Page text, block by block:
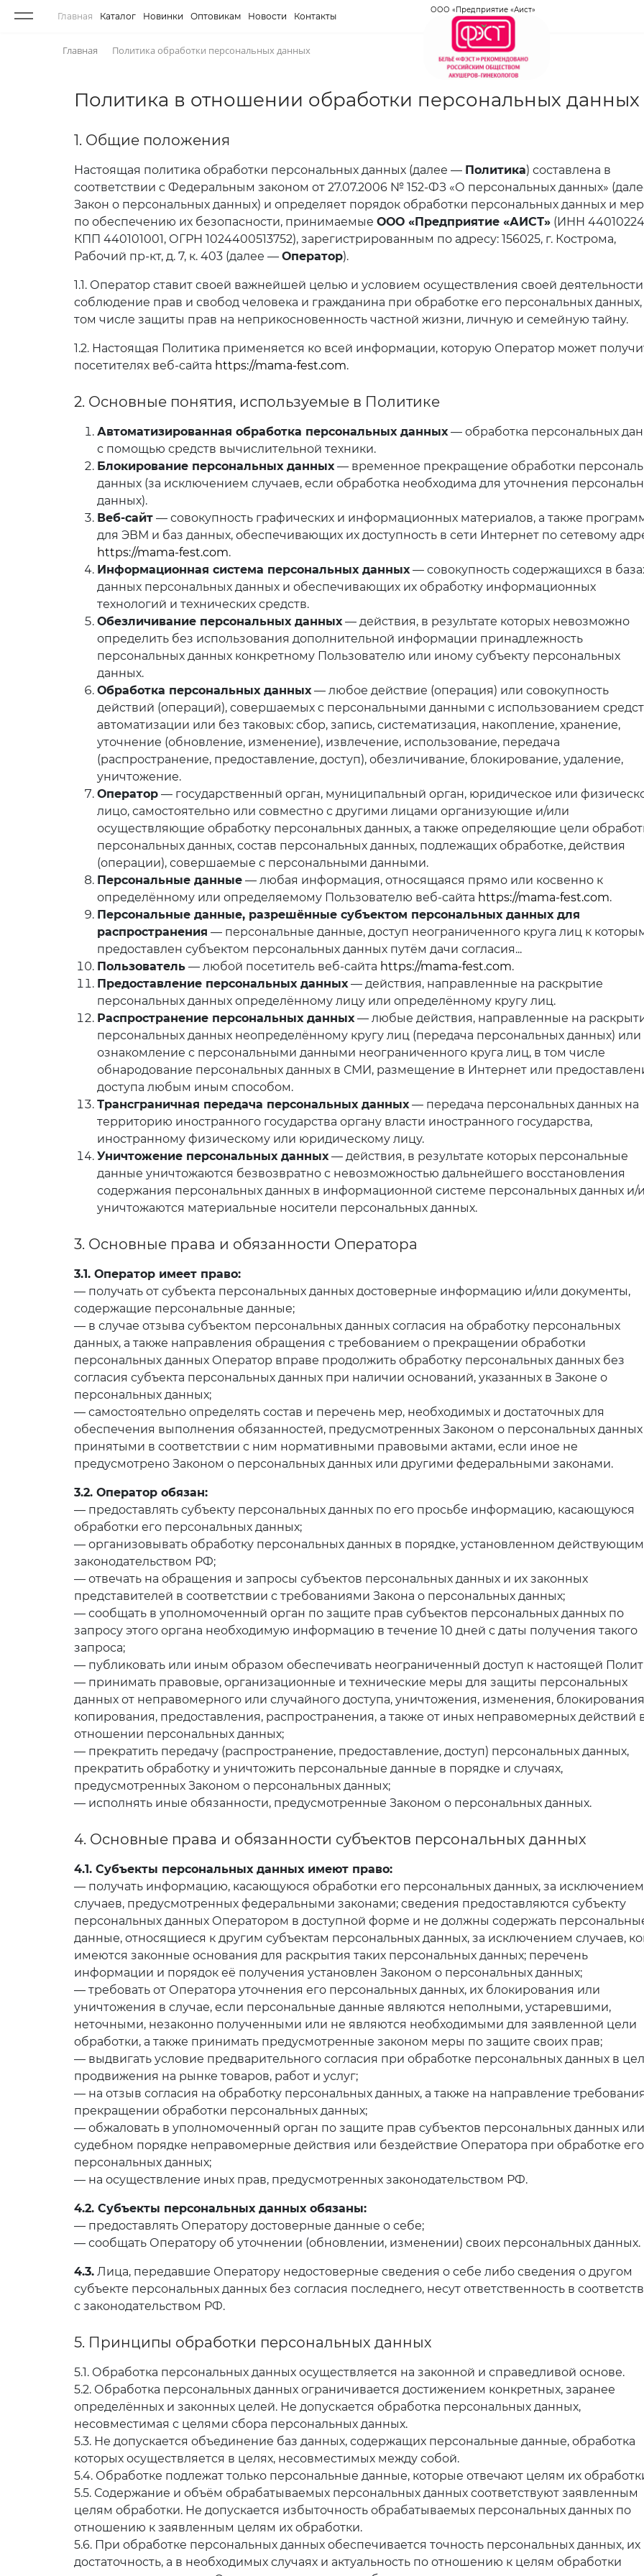
Главная Каталог Новинки Оптовикам Новости Контакты
ООО «Предприятие «Аист»
Главная Политика обработки персональных данных
Политика в отношении обработки персональных данных
1. Общие положения
Настоящая политика обработки персональных данных (далее — Политика) составлена в
соответствии с Федеральным законом от 27.07.2006 № 152-ФЗ «О персональных данных»
Закон о персональных данных) и определяет порядок обработки персональных данных и
по обеспечению их безопасности, принимаемые ООО «Предприятие «АИСТ» (ИНН
КПП 440101001, ОГРН 1024400513752), зарегистрированным по адресу: 156025, г. Кострома,
Рабочий пр-кт, д. 7, к. 403 (далее — Оператор).
1.1. Оператор ставит своей важнейшей целью и условием осуществления своей деятельности
соблюдение прав и свобод человека и гражданина при обработке его персональных данных,
том числе защиты прав на неприкосновенность частной жизни, личную и семейную тайну.
1.2. Настоящая Политика применяется ко всей информации, которую Оператор может
посетителях веб-сайта https://mama-fest.com.
2. Основные понятия, используемые в Политике
Автоматизированная обработка персональных данных— обработка персональных
с помощью средств вычислительной техники.
Блокирование персональных данных— временное прекращение обработки
данных (за исключением случаев, если обработка необходима для уточнения
данных).
Веб-сайт — совокупность графических и информационных материалов, а также
для ЭВМ и баз данных, обеспечивающих их доступность в сети Интернет по сетевому
https://mama-fest.com.
Информационная система персональных данных— совокупность содержащихся в
данных персональных данных и обеспечивающих их обработку информационных
технологий и технических средств.
Обезличивание персональных данных— действия, в результате которых невозможно
определить без использования дополнительной информации принадлежность
персональных данных конкретному Пользователю или иному субъекту персональных
данных.
Обработка персональных данных— любое действие (операция) или совокупность
действий (операций), совершаемых с персональными данными с использованием
автоматизации или без таковых: сбор, запись, систематизация, накопление, хранение,
уточнение (обновление, изменение), извлечение, использование, передача
(распространение, предоставление, доступ), обезличивание, блокирование, удаление,
уничтожение.
Оператор — государственный орган, муниципальный орган, юридическое или
лицо, самостоятельно или совместно с другими лицами организующие и/или
осуществляющие обработку персональных данных, а также определяющие цели
персональных данных, состав персональных данных, подлежащих обработке, действия
(операции), совершаемые с персональными данными.
Персональные данные — любая информация, относящаяся прямо или косвенно к
определённому или определяемому Пользователю веб-сайта https://mama-fest.com.
Персональные данные, разрешённые субъектом персональных данных для
распространения — персональные данные, доступ неограниченного круга лиц к
предоставлен субъектом персональных данных путём дачи согласия...
Пользователь — любой посетитель веб-сайта https://mama-fest.com.
Предоставление персональных данных— действия, направленные на раскрытие
персональных данных определённому лицу или определённому кругу лиц.
Распространение персональных данных— любые действия, направленные на
персональных данных неопределённому кругу лиц (передача персональных данных) или
ознакомление с персональными данными неограниченного круга лиц, в том числе
обнародование персональных данных в СМИ, размещение в Интернет или
доступа любым иным способом.
Трансграничная передача персональных данных— передача персональных данных на
территорию иностранного государства органу власти иностранного государства,
иностранному физическому или юридическому лицу.
Уничтожение персональных данных— действия, в результате которых персональные
данные уничтожаются безвозвратно с невозможностью дальнейшего восстановления
содержания персональных данных в информационной системе персональных данных и/
уничтожаются материальные носители персональных данных.
3. Основные права и обязанности Оператора
3.1. Оператор имеет право:
— получать от субъекта персональных данных достоверные информацию и/или документы,
содержащие персональные данные;
— в случае отзыва субъектом персональных данных согласия на обработку персональных
данных, а также направления обращения с требованием о прекращении обработки
персональных данных Оператор вправе продолжить обработку персональных данных без
согласия субъекта персональных данных при наличии оснований, указанных в Законе о
персональных данных;
— самостоятельно определять состав и перечень мер, необходимых и достаточных для
обеспечения выполнения обязанностей, предусмотренных Законом о персональных
принятыми в соответствии с ним нормативными правовыми актами, если иное не
предусмотрено Законом о персональных данных или другими федеральными законами.
3.2. Оператор обязан:
— предоставлять субъекту персональных данных по его просьбе информацию, касающуюся
обработки его персональных данных;
— организовывать обработку персональных данных в порядке, установленном действующим
законодательством РФ;
— отвечать на обращения и запросы субъектов персональных данных и их законных
представителей в соответствии с требованиями Закона о персональных данных;
— сообщать в уполномоченный орган по защите прав субъектов персональных данных по
запросу этого органа необходимую информацию в течение 10 дней с даты получения такого
запроса;
— публиковать или иным образом обеспечивать неограниченный доступ к настоящей
— принимать правовые, организационные и технические меры для защиты персональных
данных от неправомерного или случайного доступа, уничтожения, изменения,
копирования, предоставления, распространения, а также от иных неправомерных действий
отношении персональных данных;
— прекратить передачу (распространение, предоставление, доступ) персональных данных,
прекратить обработку и уничтожить персональные данные в порядке и случаях,
предусмотренных Законом о персональных данных;
— исполнять иные обязанности, предусмотренные Законом о персональных данных.
4. Основные права и обязанности субъектов персональных данных
4.1. Субъекты персональных данных имеют право:
— получать информацию, касающуюся обработки его персональных данных, за исключением
случаев, предусмотренных федеральными законами; сведения предоставляются субъекту
персональных данных Оператором в доступной форме и не должны содержать
данные, относящиеся к другим субъектам персональных данных, за исключением случаев,
имеются законные основания для раскрытия таких персональных данных; перечень
информации и порядок её получения установлен Законом о персональных данных;
— требовать от Оператора уточнения его персональных данных, их блокирования или
уничтожения в случае, если персональные данные являются неполными, устаревшими,
неточными, незаконно полученными или не являются необходимыми для заявленной цели
обработки, а также принимать предусмотренные законом меры по защите своих прав;
— выдвигать условие предварительного согласия при обработке персональных данных в
продвижения на рынке товаров, работ и услуг;
— на отзыв согласия на обработку персональных данных, а также на направление
прекращении обработки персональных данных;
— обжаловать в уполномоченный орган по защите прав субъектов персональных данных
судебном порядке неправомерные действия или бездействие Оператора при обработке его
персональных данных;
— на осуществление иных прав, предусмотренных законодательством РФ.
4.2. Субъекты персональных данных обязаны:
— предоставлять Оператору достоверные данные о себе;
— сообщать Оператору об уточнении (обновлении, изменении) своих персональных данных.
4.3. Лица, передавшие Оператору недостоверные сведения о себе либо сведения о другом
субъекте персональных данных без согласия последнего, несут ответственность в
с законодательством РФ.
5. Принципы обработки персональных данных
5.1. Обработка персональных данных осуществляется на законной и справедливой основе.
5.2. Обработка персональных данных ограничивается достижением конкретных, заранее
определённых и законных целей. Не допускается обработка персональных данных,
несовместимая с целями сбора персональных данных.
5.3. Не допускается объединение баз данных, содержащих персональные данные, обработка
которых осуществляется в целях, несовместимых между собой.
5.4. Обработке подлежат только персональные данные, которые отвечают целям их
5.5. Содержание и объём обрабатываемых персональных данных соответствуют заявленным
целям обработки. Не допускается избыточность обрабатываемых персональных данных по
отношению к заявленным целям их обработки.
5.6. При обработке персональных данных обеспечивается точность персональных данных, их
достаточность, а в необходимых случаях и актуальность по отношению к целям обработки